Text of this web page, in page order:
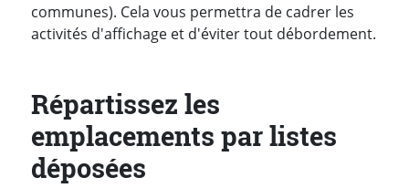
communes). Cela vous permettra de cadrer les
activités d'affichage et d'éviter tout débordement.
Répartissez les
emplacements par listes
déposées